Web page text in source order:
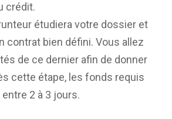
crédit.
étudiera votre dossier et
contrat bien défini. Vous allez
de ce dernier afin de donner
cette étape, les fonds requis
2 à 3 jours.